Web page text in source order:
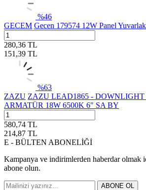
%46
GECEM Gecen 179574 12W Panel
280,36 TL
151,39 TL
%63
ZAZU ZAZU LEAD1865 -
ARMATÜR 18W 6500K 6" SA BY
580,74 TL
214,87 TL
E - BÜLTEN ABONELİĞİ
Kampanya ve indirimlerden haberdar olmak
abone olun.
ABONE OL